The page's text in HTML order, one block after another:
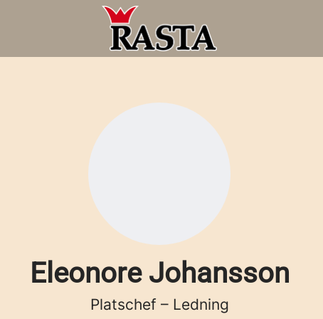
Eleonore Johansson
Platschef – Ledning